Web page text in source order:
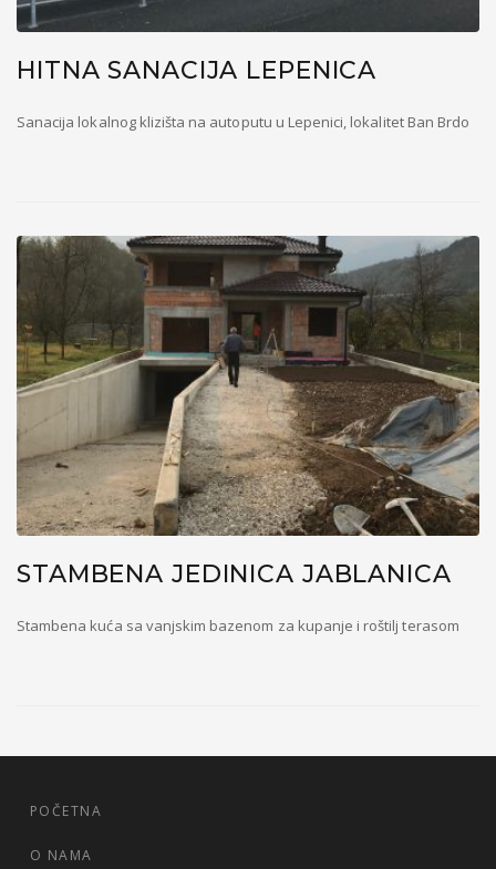
HITNA SANACIJA LEPENICA
Sanacija lokalnog klizišta na autoputu u Lepenici, lokalitet Ban Brdo
STAMBENA JEDINICA JABLANICA
Stambena kuća sa vanjskim bazenom za kupanje i roštilj terasom
POČETNA
O NAMA